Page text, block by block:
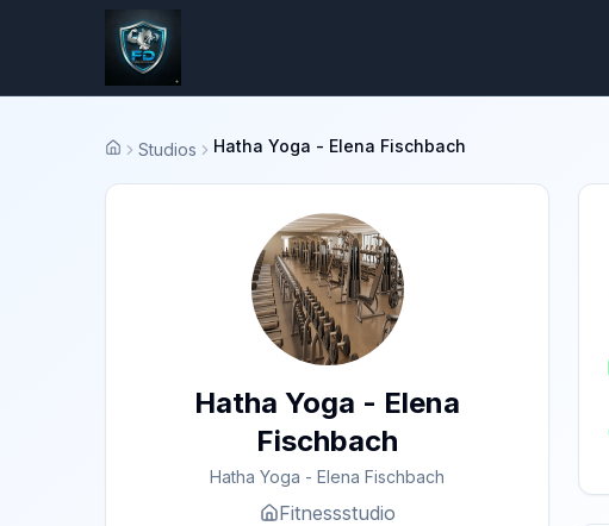
Startseite
Studios Hatha Yoga - Elena Fischbach
Hatha Yoga - Elena
Fischbach
Hatha Yoga - Elena Fischbach
Fitnessstudio